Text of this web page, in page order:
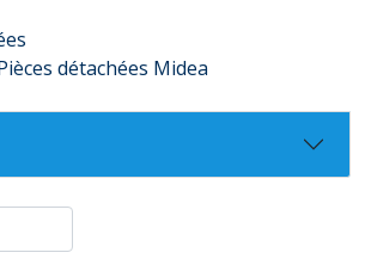
détachées Midea